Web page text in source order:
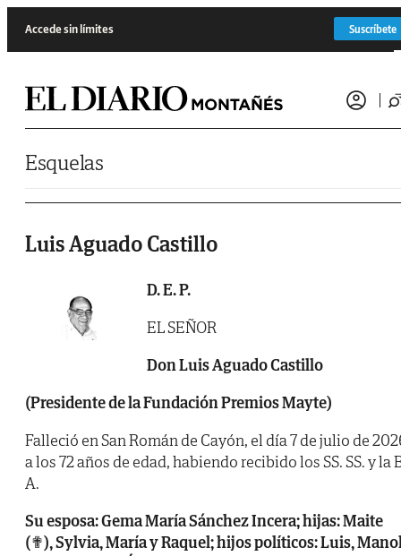
Accede sin límites Suscríbete
Esquelas
Luis Aguado Castillo
D. E. P.
EL SEÑOR
Don Luis Aguado Castillo
(Presidente de la Fundación Premios Mayte)
Falleció en San Román de Cayón, el día 7 de julio de
a los 72 años de edad, habiendo recibido los SS. SS. y la
A.
Su esposa: Gema María Sánchez Incera; hijas: Maite
(✟), Sylvia, María y Raquel; hijos políticos: Luis,